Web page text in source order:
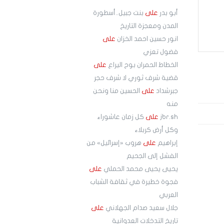
أبو بدر على بنت جبيل..أسطورة
المدن ومعجزة التاريخ
انور حسين احمد الخزان على
فضول تعزي
الخطاط الحمران بوح اليراع على
قضية شرف ثوري لا شرف حجر
جبرشداد على
الحسين منا ونحن
منه
jbr.sh على كل زمان عاشوراء
وكل أرض كربلاء
إبراهيم على هروب «إسرائيل» من
الفشل إلى الجحيم
يحيى يحيى محمد الحملي على
فجوة خطيرة في ثقافة الشباب
العربي
جلال سعيد صدام الجهلاني على
تاريخ التدخلات العدوانية